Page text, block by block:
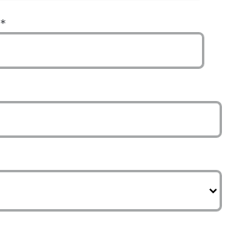
*